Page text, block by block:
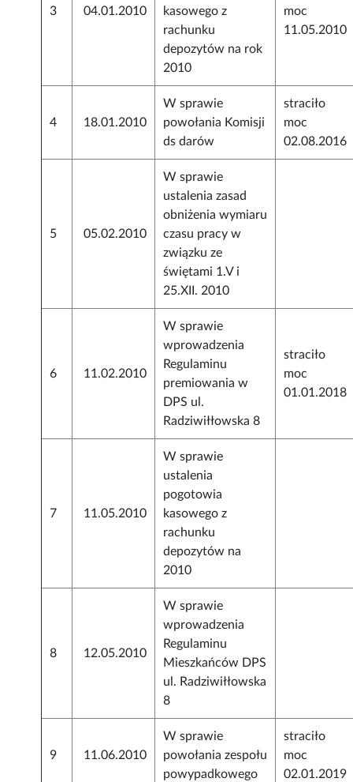
3 04.01.2010
kasowego z
rachunku
depozytów na rok
2010
moc
11.05.2010
4 18.01.2010
W sprawie
powołania Komisji
ds darów
straciło
moc
02.08.2016
5 05.02.2010
W sprawie
ustalenia zasad
obniżenia wymiaru
czasu pracy w
związku ze
świętami 1.V i
25.XII. 2010
6 11.02.2010
W sprawie
wprowadzenia
Regulaminu
premiowania w
DPS ul.
Radziwiłłowska 8
straciło
moc
01.01.2018
7 11.05.2010
W sprawie
ustalenia
pogotowia
kasowego z
rachunku
depozytów na
2010
8 12.05.2010
W sprawie
wprowadzenia
Regulaminu
Mieszkańców DPS
ul. Radziwiłłowska
8
9 11.06.2010
W sprawie
powołania zespołu
powypadkowego
straciło
moc
02.01.2019